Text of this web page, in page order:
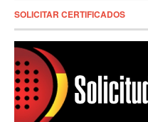
SOLICITAR CERTIFICADOS